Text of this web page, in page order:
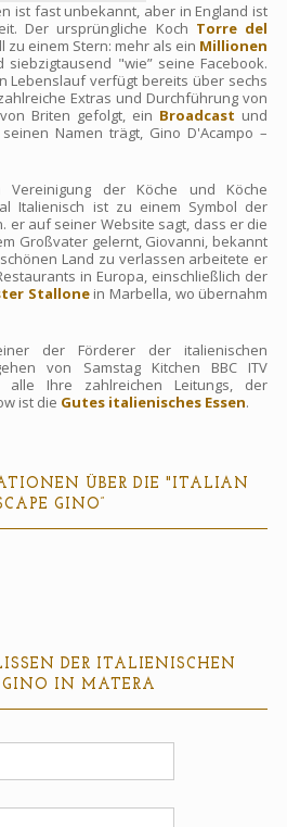
ist fast unbekannt, aber in England ist
Der ursprüngliche Koch Torre del
zu einem Stern: mehr als ein Millionen
"wie” seine Facebook.
Lebenslauf verfügt bereits über sechs
Extras und Durchführung von
Briten gefolgt, ein Broadcast und
Namen trägt, Gino D'Acampo –
Vereinigung der Köche und Köche
Italienisch ist zu einem Symbol der
er auf seiner Website sagt, dass er die
Großvater gelernt, Giovanni, bekannt
Land zu verlassen arbeitete er
in Europa, einschließlich der
Stallonein Marbella, wo übernahm
der Förderer der italienischen
von Samstag Kitchen BBC ITV
alle Ihre zahlreichen Leitungs, der
ist die Gutes italienisches Essen.
ÜBER DIE "ITALIAN
GINO”
DER ITALIENISCHEN
GINO IN MATERA